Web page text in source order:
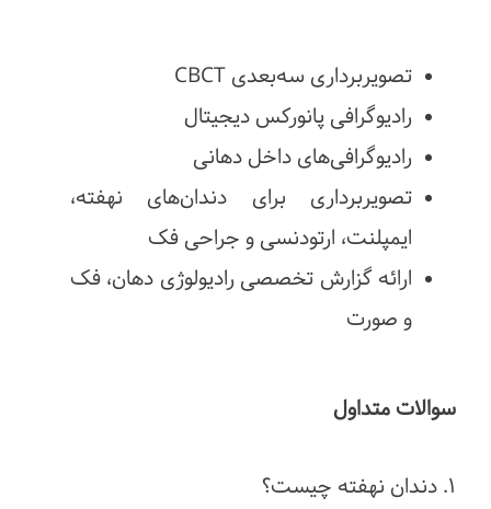
تصویربرداری سه‌بعدی CBCT
رادیوگرافی پانورکس دیجیتال
رادیوگرافی‌های داخل دهانی
تصویربرداری برای دندان‌های نهفته،
ایمپلنت، ارتودنسی و جراحی فک
ارائه گزارش تخصصی رادیولوژی دهان، فک
و صورت
سوالات متداول
۱. دندان نهفته چیست؟